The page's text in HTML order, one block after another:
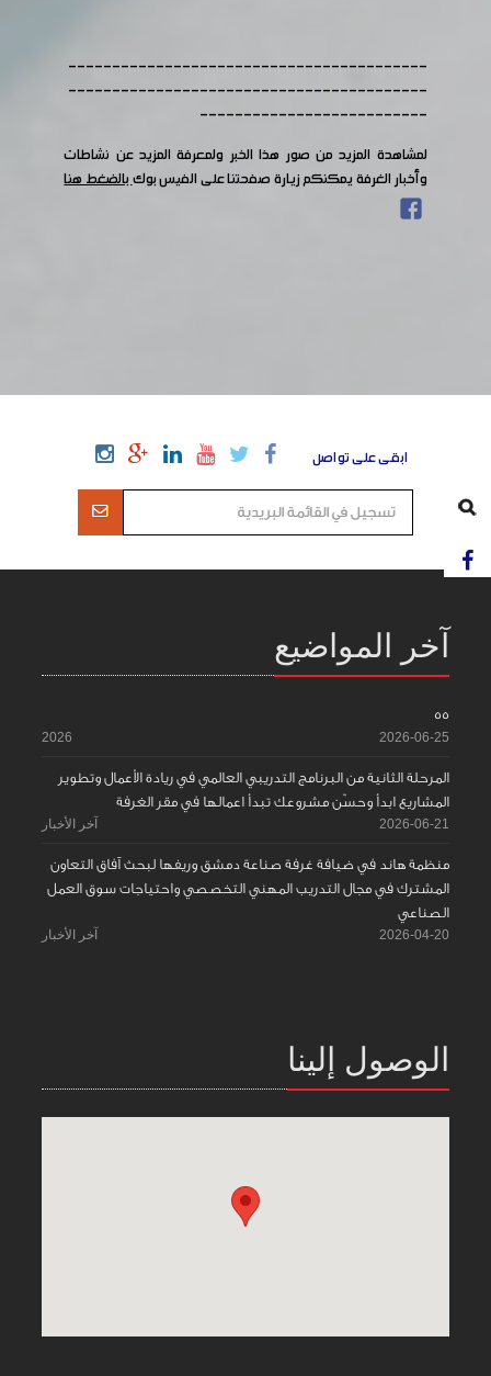
-----------------------------------------
-----------------------------------------
--------------------------
لمشاهدة المزيد من صور هذا الخبر ولمعرفة المزيد عن نشاطات
وأخبار الغرفة يمكنكم زيارة صفحتنا على الفيس بوكبالضغط هنا
ابقى على تواصل
آخر المواضيع
55
2026-06-25
2026
المرحلة الثانية من البرنامج التدريبي العالمي في ريادة الأعمال وتطوير
المشاريع ابدأ وحسّن مشروعك تبدأ اعمالها في مقر الغرفة
2026-06-21 آخر الأخبار
منظمة هاند في ضيافة غرفة صناعة دمشق وريفها لبحث آفاق التعاون
المشترك في مجال التدريب المهني التخصصي واحتياجات سوق العمل
الصناعي
2026-04-20 آخر الأخبار
الوصول إلينا